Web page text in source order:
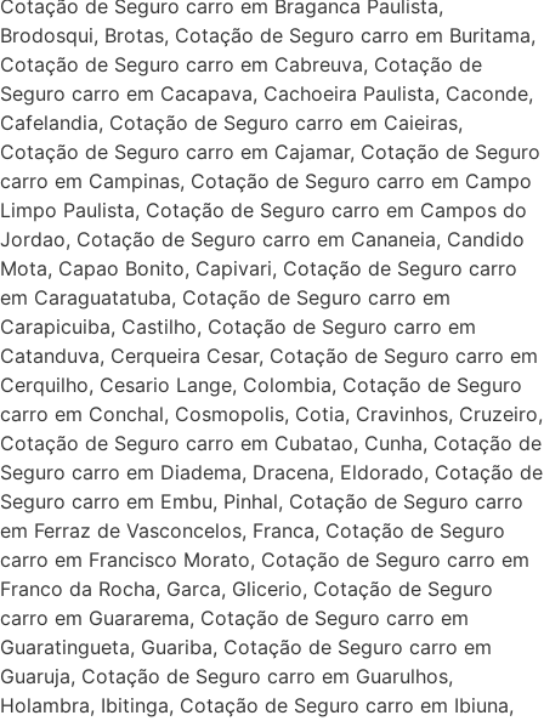
Cotação de Seguro carro em Braganca Paulista,
Brodosqui, Brotas, Cotação de Seguro carro em Buritama,
Cotação de Seguro carro em Cabreuva, Cotação de
Seguro carro em Cacapava, Cachoeira Paulista, Caconde,
Cafelandia, Cotação de Seguro carro em Caieiras,
Cotação de Seguro carro em Cajamar, Cotação de Seguro
carro em Campinas, Cotação de Seguro carro em Campo
Limpo Paulista, Cotação de Seguro carro em Campos do
Jordao, Cotação de Seguro carro em Cananeia, Candido
Mota, Capao Bonito, Capivari, Cotação de Seguro carro
em Caraguatatuba, Cotação de Seguro carro em
Carapicuiba, Castilho, Cotação de Seguro carro em
Catanduva, Cerqueira Cesar, Cotação de Seguro carro em
Cerquilho, Cesario Lange, Colombia, Cotação de Seguro
carro em Conchal, Cosmopolis, Cotia, Cravinhos, Cruzeiro,
Cotação de Seguro carro em Cubatao, Cunha, Cotação de
Seguro carro em Diadema, Dracena, Eldorado, Cotação de
Seguro carro em Embu, Pinhal, Cotação de Seguro carro
em Ferraz de Vasconcelos, Franca, Cotação de Seguro
carro em Francisco Morato, Cotação de Seguro carro em
Franco da Rocha, Garca, Glicerio, Cotação de Seguro
carro em Guararema, Cotação de Seguro carro em
Guaratingueta, Guariba, Cotação de Seguro carro em
Guaruja, Cotação de Seguro carro em Guarulhos,
Holambra, Ibitinga, Cotação de Seguro carro em Ibiuna,